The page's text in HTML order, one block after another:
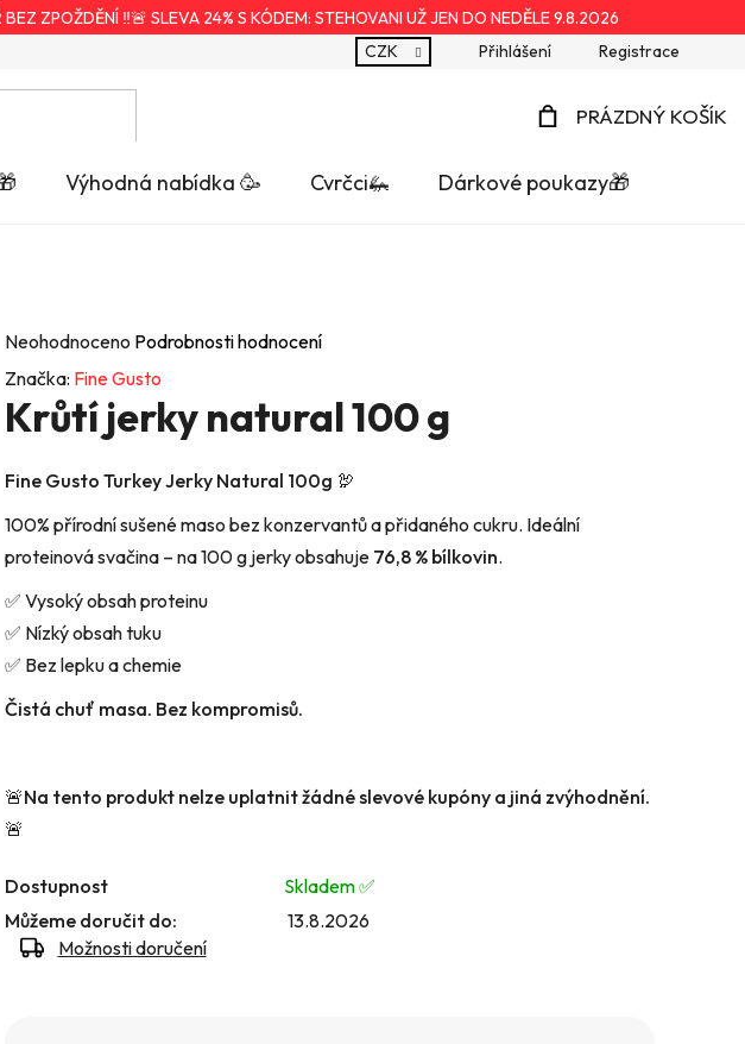
ZPOŽDĚNÍ ‼️🚨 SLEVA 24% S KÓDEM: STEHOVANI UŽ JEN DO NEDĚLE 9.8.2026
CZK Přihlášení Registrace
PRÁZDNÝ KOŠÍK
Výhodná nabídka 🥳 Cvrčci🦗 Dárkové poukazy🎁
Průměrné
hodnocení
produktu
je
5
hvězdiček.
Neohodnoceno Podrobnosti hodnocení
Značka: Fine Gusto
Krůtí jerky natural 100 g
Fine Gusto Turkey Jerky Natural 100g 🦃
100% přírodní sušené maso bez konzervantů a přidaného cukru. Ideální
proteinová svačina – na 100 g jerky obsahuje 76,8 % bílkovin.
✅ Vysoký obsah proteinu
✅ Nízký obsah tuku
✅ Bez lepku a chemie
Čistá chuť masa. Bez kompromisů.
🚨Na tento produkt nelze uplatnit žádné slevové kupóny a jiná zvýhodnění.
🚨
Dostupnost
Skladem ✅️
Můžeme doručit do:
13.8.2026
Možnosti doručení